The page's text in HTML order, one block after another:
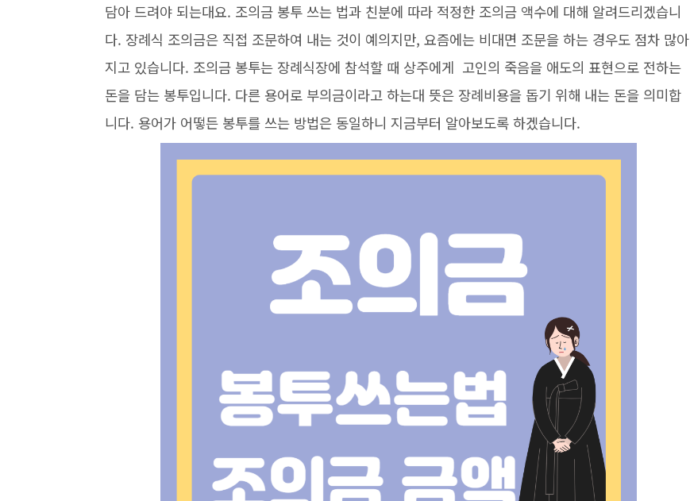
담아 드려야 되는대요. 조의금 봉투 쓰는 법과 친분에 따라 적정한 조의금 액수에 대해 알려드리겠습니
다. 장례식 조의금은 직접 조문하여 내는 것이 예의지만, 요즘에는 비대면 조문을 하는 경우도 점차 많아
지고 있습니다. 조의금 봉투는 장례식장에 참석할 때 상주에게 고인의 죽음을 애도의 표현으로 전하는
돈을 담는 봉투입니다. 다른 용어로 부의금이라고 하는대 뜻은 장례비용을 돕기 위해 내는 돈을 의미합
니다. 용어가 어떻든 봉투를 쓰는 방법은 동일하니 지금부터 알아보도록 하겠습니다.